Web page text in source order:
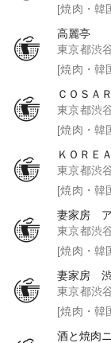
[焼肉・韓
高麗亭
東京都渋
[焼肉・韓
ＣＯＳＡ
東京都渋
[焼肉・韓
ＫＯＲＥ
東京都渋
[焼肉・韓
妻家房 ア
東京都渋
[焼肉・韓
妻家房 渋
東京都渋
[焼肉・韓
酒と焼肉